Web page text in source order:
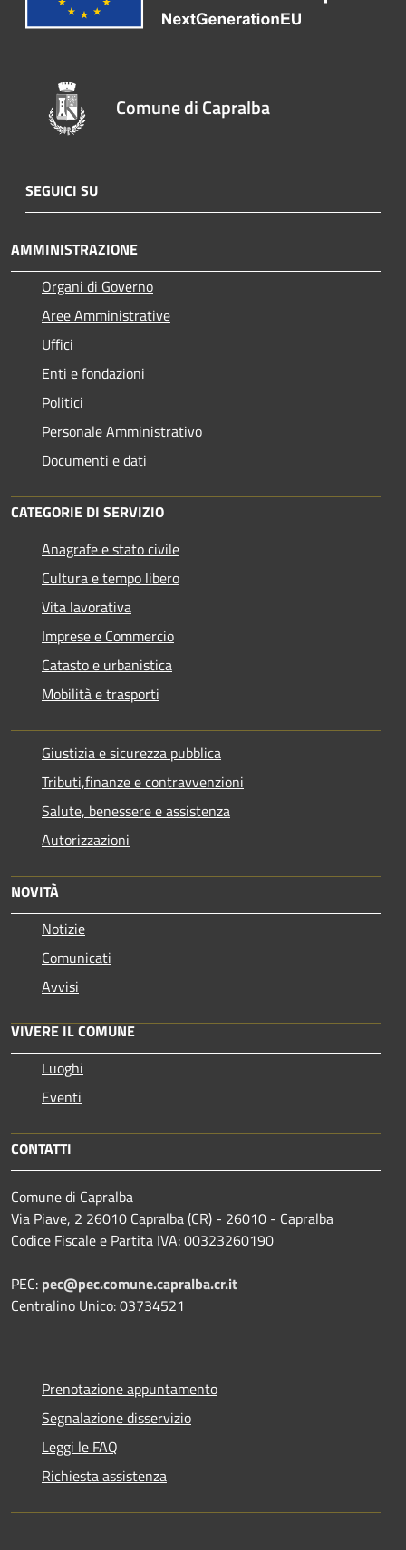
Comune di Capralba
SEGUICI SU
AMMINISTRAZIONE
Organi di Governo
Aree Amministrative
Uffici
Enti e fondazioni
Politici
Personale Amministrativo
Documenti e dati
CATEGORIE DI SERVIZIO
Anagrafe e stato civile
Cultura e tempo libero
Vita lavorativa
Imprese e Commercio
Catasto e urbanistica
Mobilità e trasporti
Giustizia e sicurezza pubblica
Tributi,finanze e contravvenzioni
Salute, benessere e assistenza
Autorizzazioni
NOVITÀ
Notizie
Comunicati
Avvisi
VIVERE IL COMUNE
Luoghi
Eventi
CONTATTI
Comune di Capralba
Via Piave, 2 26010 Capralba (CR) - 26010 - Capralba
Codice Fiscale e Partita IVA: 00323260190
PEC: pec@pec.comune.capralba.cr.it
Centralino Unico: 03734521
Prenotazione appuntamento
Segnalazione disservizio
Leggi le FAQ
Richiesta assistenza